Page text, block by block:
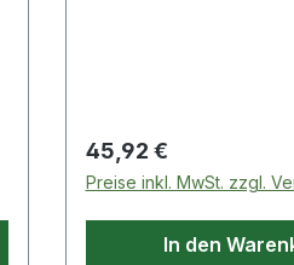
Regulärer Preis:
45,92 €
Preise inkl. MwSt. zzgl.
In den